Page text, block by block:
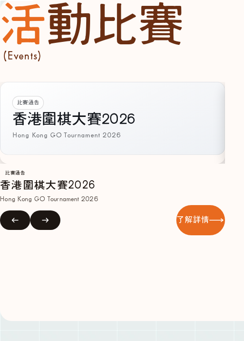
活動比賽
(Events)
比賽通告
香港圍棋大賽2026
Hong Kong GO Tournament 2026
比賽通告
香港圍棋大賽2026
Hong Kong GO Tournament 2026
了解詳情
冬季公開賽頒獎典禮